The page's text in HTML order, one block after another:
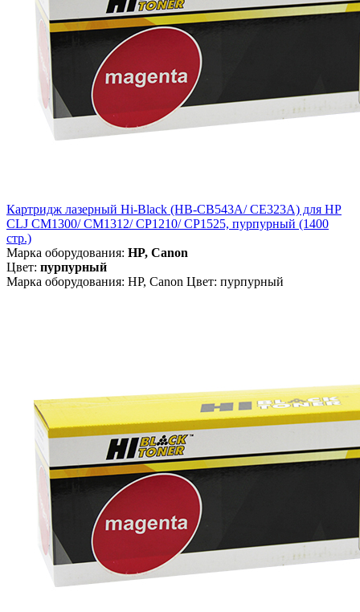
Картридж лазерный Hi-Black (HB-CB543A/ CE323A) для HP
CLJ CM1300/ CM1312/ CP1210/ CP1525, пурпурный (1400
стр.)
Марка оборудования: HP, Canon
Цвет: пурпурный
Марка оборудования: HP, Canon Цвет: пурпурный